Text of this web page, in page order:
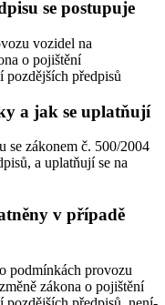
se postupuje
vozidel na
o pojištění
pozdějších předpisů
a jak se uplatňují
se zákonem č. 500/2004
a uplatňují se na
v případě
podmínkách provozu
zákona o pojištění